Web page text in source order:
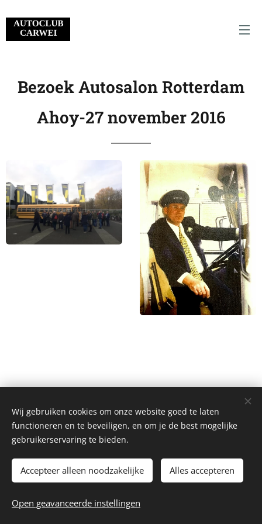
Bezoek Autosalon Rotterdam
Ahoy-27 november 2016
Webmaster - webmaster@autoclubcarwei.nl
Wij gebruiken cookies om onze website goed te laten
functioneren en te beveiligen, en om je de best mogelijke
gebruikerservaring te bieden.
Accepteer alleen noodzakelijke Alles accepteren
Open geavanceerde instellingen